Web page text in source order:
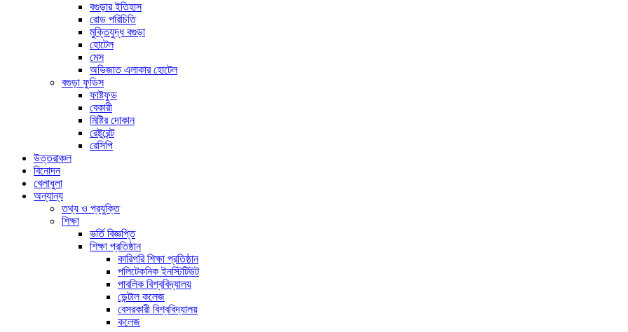
বগুড়ার ইতিহাস
রোড পরিচিতি
মুক্তিযুদ্ধ বগুড়া
হোটেল
মেস
অভিজাত এলাকার হোটেল
বগুড়া ফুডিস
ফাষ্টফুড
বেকারী
মিষ্টির দোকান
রেষ্টুরেন্ট
রেসিপি
উত্তরাঞ্চল
বিনোদন
খেলাধুলা
অন্যান্য
তথ্য ও প্রযুক্তি
শিক্ষা
ভর্তি বিজ্ঞপ্তি
শিক্ষা প্রতিষ্ঠান
কারিগরি শিক্ষা প্রতিষ্ঠান
পলিটেকনিক ইনস্টিটিউট
পাবলিক বিশ্ববিদ্যালয়
ডেন্টাল কলেজ
বেসরকারী বিশ্ববিদ্যালয়
কলেজ